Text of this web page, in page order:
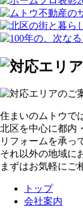
住まいのムトウで
北区を中心に都内
リフォームを承っ
それ以外の地域に
まずはお気軽にご
トップ
会社案内